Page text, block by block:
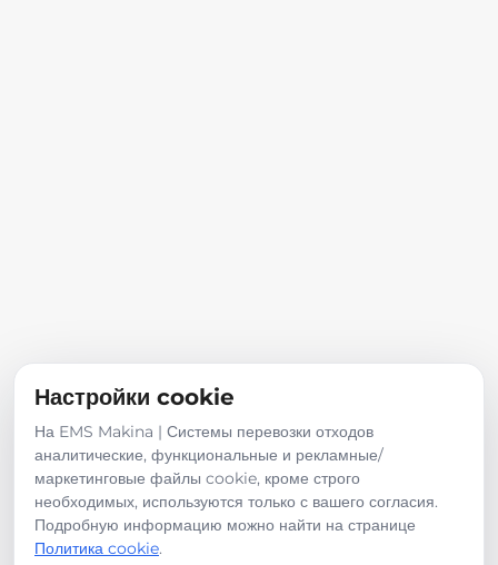
Кузова
Пожарные автомобили
Трейлер / Прицеп
Ассенизаторская машина / Вакуумная машина
Подметально-уборочные дорожные машины
Настройки cookie
На EMS Makina | Системы перевозки отходов
аналитические, функциональные и рекламные/
маркетинговые файлы cookie, кроме строго
необходимых, используются только с вашего согласия.
Подробную информацию можно найти на странице
Политика cookie.